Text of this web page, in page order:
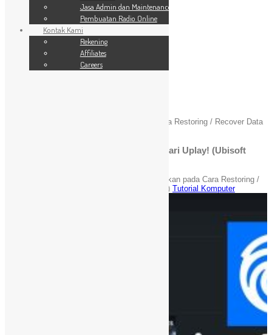
SSL Website
Jasa Admin dan Maintenance
Pembuatan Radio Online
Kontak Kami24 Jam
Rekening
Affiliates
Careers
Cara Restoring / Recover Data
Cara Restoring / Recover Data Game dari Uplay! (Ubisoft
Komentar Dinonaktifkan pada Cara Restoring /
Recover Data Game dari Uplay! (Ubisoft Store) Tutorial Komputer
Jasa Admin dan Maintenance
Pembuatan Radio Online
Kontak Kami
Rekening
Affiliates
Careers